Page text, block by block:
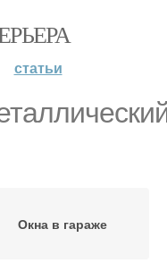
статьи
Окна в гараже